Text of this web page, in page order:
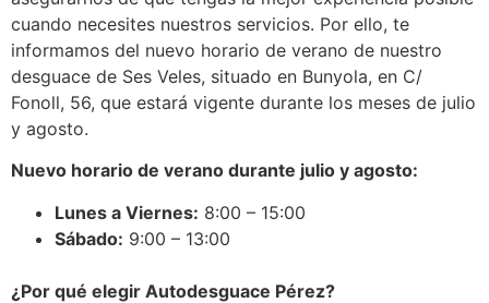
cuando necesites nuestros servicios. Por ello, te
informamos del nuevo horario de verano de nuestro
desguace de Ses Veles, situado en Bunyola, en C/
Fonoll, 56, que estará vigente durante los meses de julio
y agosto.
Nuevo horario de verano durante julio y agosto:
Lunes a Viernes: 8:00 – 15:00
Sábado: 9:00 – 13:00
¿Por qué elegir Autodesguace Pérez?